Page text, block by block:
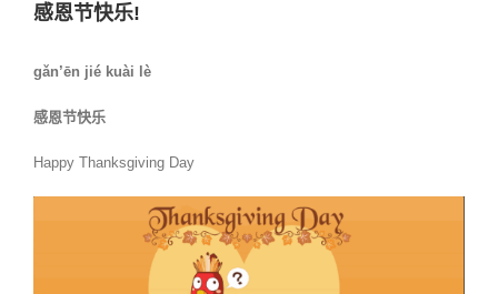
感恩节快乐!
gǎn’ēn jié kuài lè
感恩节快乐
Happy Thanksgiving Day